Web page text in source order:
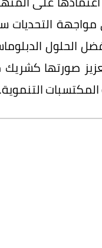
التحديات
الحلول
صورتها
التنموية.